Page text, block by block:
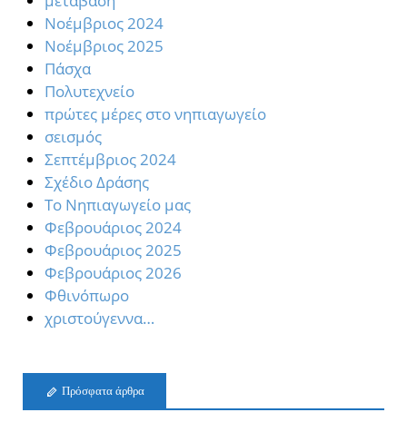
Νοέμβριος 2024
Νοέμβριος 2025
Πάσχα
Πολυτεχνείο
πρώτες μέρες στο νηπιαγωγείο
σεισμός
Σεπτέμβριος 2024
Σχέδιο Δράσης
Το Νηπιαγωγείο μας
Φεβρουάριος 2024
Φεβρουάριος 2025
Φεβρουάριος 2026
Φθινόπωρο
χριστούγεννα…
Πρόσφατα άρθρα